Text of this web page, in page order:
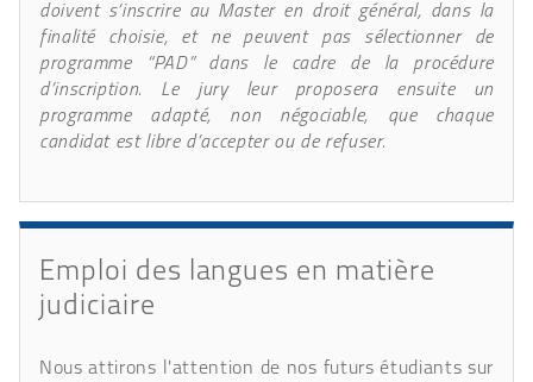
doivent s’inscrire au Master en droit général, dans la
finalité choisie, et ne peuvent pas sélectionner de
programme “PAD” dans le cadre de la procédure
d’inscription. Le jury leur proposera ensuite un
programme adapté, non négociable, que chaque
candidat est libre d’accepter ou de refuser.
Emploi des langues en matière
judiciaire
Nous attirons l'attention de nos futurs étudiants sur